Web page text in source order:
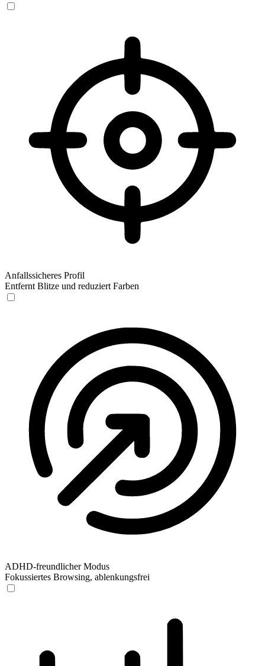
Anfallssicheres Profil
Entfernt Blitze und reduziert Farben
ADHD-freundlicher Modus
Fokussiertes Browsing, ablenkungsfrei